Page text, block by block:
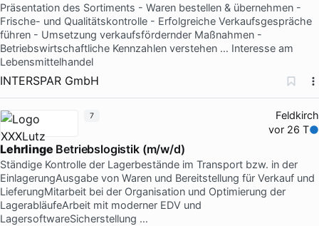
Präsentation des Sortiments - Waren bestellen & übernehmen -
Frische- und Qualitätskontrolle - Erfolgreiche Verkaufsgespräche
führen - Umsetzung verkaufsfördernder Maßnahmen -
Betriebswirtschaftliche Kennzahlen verstehen … Interesse am
Lebensmittelhandel
INTERSPAR GmbH
Feldkirch
vor 26 T
Lehrlinge Betriebslogistik (m/w/d)
Ständige Kontrolle der Lagerbestände im Transport bzw. in der
EinlagerungAusgabe von Waren und Bereitstellung für Verkauf und
LieferungMitarbeit bei der Organisation und Optimierung der
LagerabläufeArbeit mit moderner EDV und
LagersoftwareSicherstellung …
7